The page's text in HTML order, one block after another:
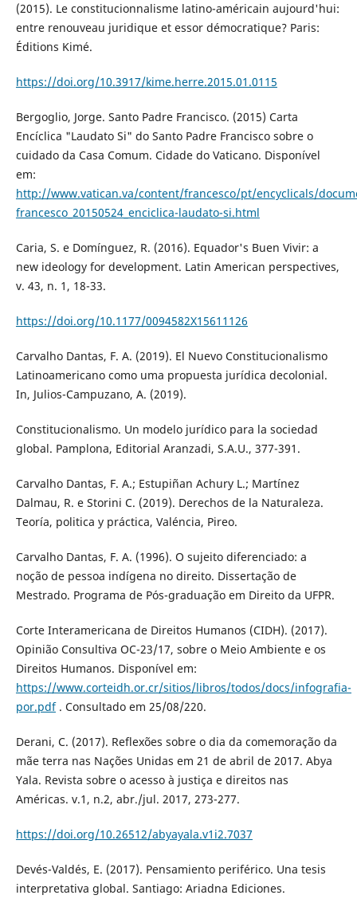
(2015). Le constitucionnalisme latino-américain aujourd'hui:
entre renouveau juridique et essor démocratique? Paris:
Éditions Kimé.
https://doi.org/10.3917/kime.herre.2015.01.0115
Bergoglio, Jorge. Santo Padre Francisco. (2015) Carta
Encíclica "Laudato Si" do Santo Padre Francisco sobre o
cuidado da Casa Comum. Cidade do Vaticano. Disponível
em:
http://www.vatican.va/content/francesco/pt/encyclicals/
francesco_20150524_enciclica-laudato-si.html
Caria, S. e Domínguez, R. (2016). Equador's Buen Vivir: a
new ideology for development. Latin American perspectives,
v. 43, n. 1, 18-33.
https://doi.org/10.1177/0094582X15611126
Carvalho Dantas, F. A. (2019). El Nuevo Constitucionalismo
Latinoamericano como uma propuesta jurídica decolonial.
In, Julios-Campuzano, A. (2019).
Constitucionalismo. Un modelo jurídico para la sociedad
global. Pamplona, Editorial Aranzadi, S.A.U., 377-391.
Carvalho Dantas, F. A.; Estupiñan Achury L.; Martínez
Dalmau, R. e Storini C. (2019). Derechos de la Naturaleza.
Teoría, politica y práctica, Valéncia, Pireo.
Carvalho Dantas, F. A. (1996). O sujeito diferenciado: a
noção de pessoa indígena no direito. Dissertação de
Mestrado. Programa de Pós-graduação em Direito da UFPR.
Corte Interamericana de Direitos Humanos (CIDH). (2017).
Opinião Consultiva OC-23/17, sobre o Meio Ambiente e os
Direitos Humanos. Disponível em:
https://www.corteidh.or.cr/sitios/libros/todos/docs/infografia-
por.pdf. Consultado em 25/08/220.
Derani, C. (2017). Reflexões sobre o dia da comemoração da
mãe terra nas Nações Unidas em 21 de abril de 2017. Abya
Yala. Revista sobre o acesso à justiça e direitos nas
Américas. v.1, n.2, abr./jul. 2017, 273-277.
https://doi.org/10.26512/abyayala.v1i2.7037
Devés-Valdés, E. (2017). Pensamiento periférico. Una tesis
interpretativa global. Santiago: Ariadna Ediciones.